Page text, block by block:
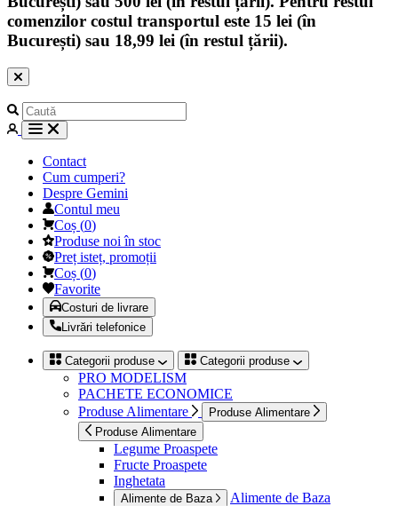
comenzilor costul transportul este 15 lei (în
București) sau 18,99 lei (în restul țării).
Contact
Cum cumperi?
Despre Gemini
Contul meu
Coș (0)
Produse noi în stoc
Preț isteț, promoții
Coș (0)
Favorite
Costuri de livrare
Livrări telefonice
Categorii produse Categorii produse
PRO MODELISM
PACHETE ECONOMICE
Produse Alimentare
Produse Alimentare
Produse Alimentare
Legume Proaspete
Fructe Proaspete
Inghetata
Alimente de Baza Alimente de Baza